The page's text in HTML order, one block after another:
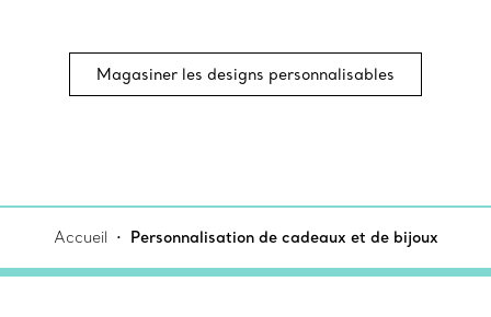
Magasiner les designs personnalisables
Accueil Personnalisation de cadeaux et de bijoux